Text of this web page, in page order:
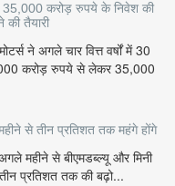
35,000 करोड़ रुपये के निवेश की
की तैयारी
ने अगले चार वित्त वर्षों में 30
करोड़ रुपये से लेकर 35,000
से तीन प्रतिशत तक महंगे होंगे
महीने से बीएमडब्ल्यू और मिनी
प्रतिशत तक की बढ़ो...